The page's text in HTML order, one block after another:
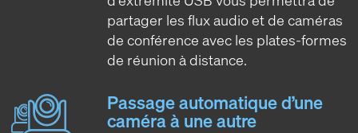
partager les flux audio et de caméras
de conférence avec les plates-formes
de réunion à distance.
Passage automatique d’une
caméra à une autre